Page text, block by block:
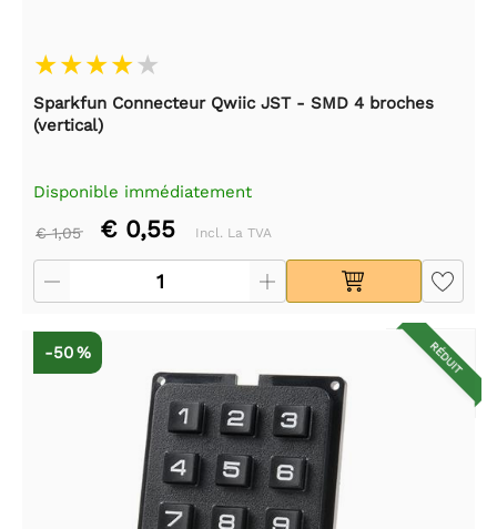
Sparkfun Connecteur Qwiic JST - SMD 4 broches
(vertical)
Disponible immédiatement
€ 1,05 € 0,55 Incl. La TVA
RÉDUIT
-50 %